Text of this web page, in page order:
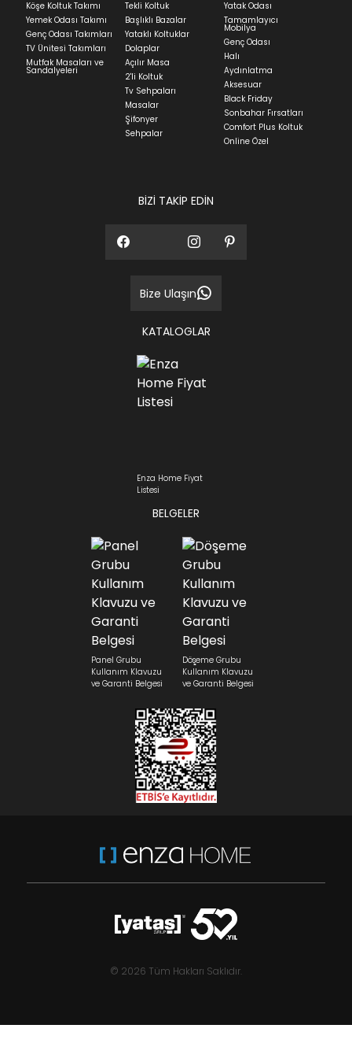
Yatak siparişlerinizin teslim süresi yaşadığınız şehre
ve ürünün stok durumuna göre ortalama 5-24 iş
günüdür.
Panel ve Döşeme grubu ürün siparişlerinizin teslim
süresi yaşadığınız şehre ve ürünün stok durumuna
göre ortalama 30-45 iş günüdür.
Siparişlerim bölümünden sürecinizi takip edebilirsiniz.
Sıkça Sorulan Sorularbölümünü ziyaret
Köşe Koltuk Takımı
Yemek Odası Takımı
Genç Odası Takımları
TV Ünitesi Takımları
Mutfak Masaları ve
Sandalyeleri
Tekli Koltuk
Başlıklı Bazalar
Yataklı Koltuklar
Dolaplar
Açılır Masa
2'li Koltuk
Tv Sehpaları
Masalar
Şifonyer
Sehpalar
Yatak Odası
Tamamlayıcı
Mobilya
Genç Odası
Halı
Aydınlatma
Aksesuar
Black Friday
Sonbahar Fırsatları
Comfort Plus Koltuk
Online Özel
BİZİ TAKİP EDİN
Bize Ulaşın
KATALOGLAR
Enza Home Fiyat
Listesi
BELGELER
Panel Grubu
Kullanım Klavuzu
ve Garanti Belgesi
Döşeme Grubu
Kullanım Klavuzu
ve Garanti Belgesi
© 2026 Tüm Hakları Saklıdır.